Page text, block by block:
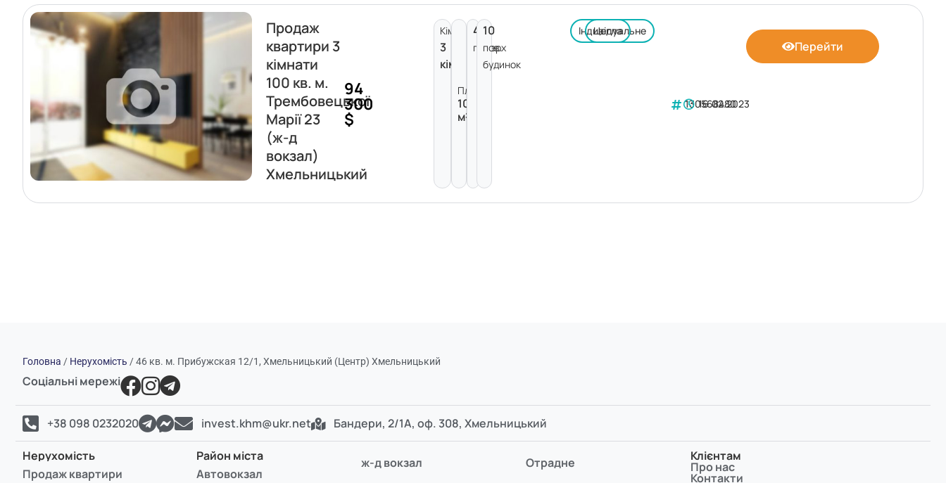
Продаж
квартири 3
кімнати
100 кв. м.
Трембовецької
Марії 23
(ж-д
вокзал)
Хмельницький
94
300
$
Кімнат:
3
кімнати
Площа:
100
м²
4
поверх
10
пов.
будинок
Індивідуальне
Цегла
130568480
16.02.2023
Перейти
Головна / Нерухомість /46 кв. м. Прибужская 12/1, Хмельницький (Центр) Хмельницький
Соціальні мережі
+38 098 0232020 invest.khm@ukr.net Бандери, 2/1А, оф. 308, Хмельницький
Нерухомість
Продаж квартири
Район міста
Автовокзал
ж-д вокзал
Отрадне
Клієнтам
Про нас
Контакти